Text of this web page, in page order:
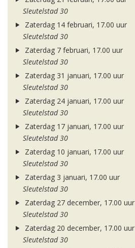
Sleutelstad 30
Zaterdag 14 februari, 17.00 uur
Sleutelstad 30
Zaterdag 7 februari, 17.00 uur
Sleutelstad 30
Zaterdag 31 januari, 17.00 uur
Sleutelstad 30
Zaterdag 24 januari, 17.00 uur
Sleutelstad 30
Zaterdag 17 januari, 17.00 uur
Sleutelstad 30
Zaterdag 10 januari, 17.00 uur
Sleutelstad 30
Zaterdag 3 januari, 17.00 uur
Sleutelstad 30
Zaterdag 27 december, 17.00 uur
Sleutelstad 30
Zaterdag 20 december, 17.00 uur
Sleutelstad 30